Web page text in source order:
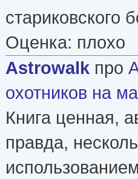
стариковского
Оценка: плохо
Astrowalk про
охотников на
Книга ценная,
правда,